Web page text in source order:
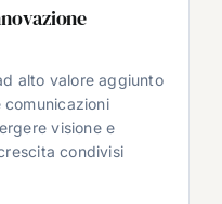
alto valore aggiunto
comunicazioni
visione e
condivisi